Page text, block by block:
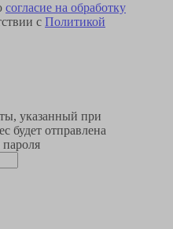
согласие на обработку
с Политикой
указанный при
будет отправлена